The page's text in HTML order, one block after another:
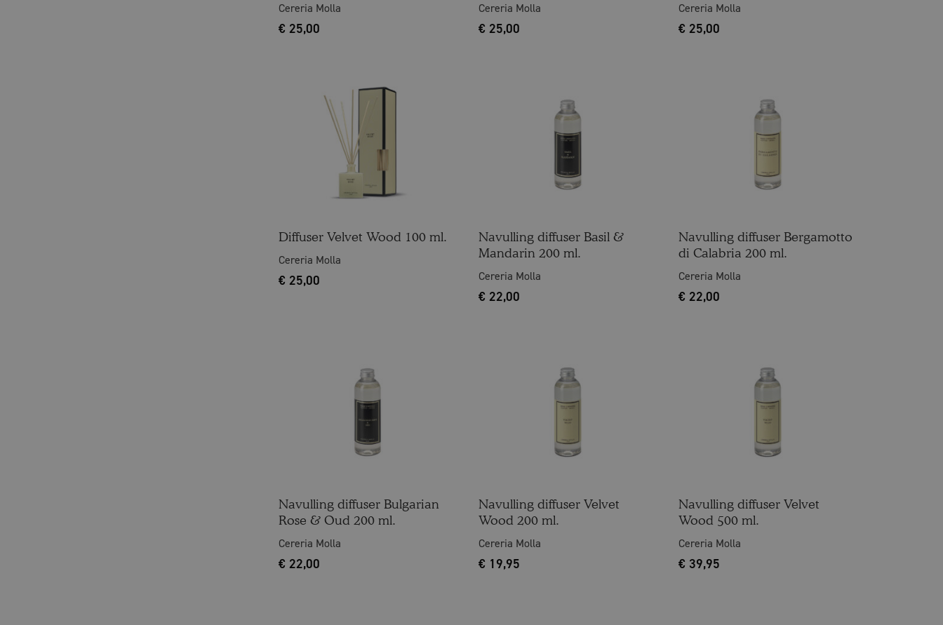
Cereria Molla
€ 25,00
Cereria Molla
€ 25,00
Cereria Molla
€ 25,00
Diffuser Velvet Wood 100 ml.
Cereria Molla
€ 25,00
Navulling diffuser Basil &
Mandarin 200 ml.
Cereria Molla
€ 22,00
Navulling diffuser Bergamotto
di Calabria 200 ml.
Cereria Molla
€ 22,00
Navulling diffuser Bulgarian
Rose & Oud 200 ml.
Cereria Molla
€ 22,00
Navulling diffuser Velvet
Wood 200 ml.
Cereria Molla
€ 19,95
Navulling diffuser Velvet
Wood 500 ml.
Cereria Molla
€ 39,95